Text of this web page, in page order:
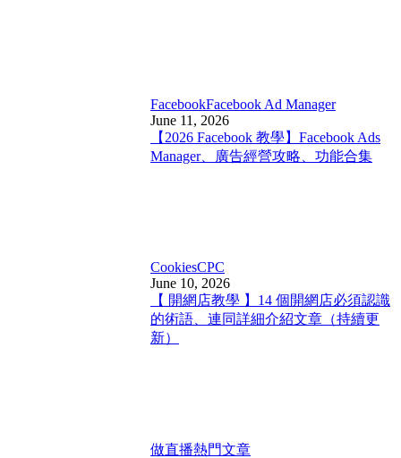
FacebookFacebook Ad Manager
June 11, 2026
【2026 Facebook 教學】Facebook Ads
Manager、廣告經營攻略、功能合集
CookiesCPC
June 10, 2026
【 開網店教學 】14 個開網店必須認識
的術語、連同詳細介紹文章（持續更
新）
做直播熱門文章